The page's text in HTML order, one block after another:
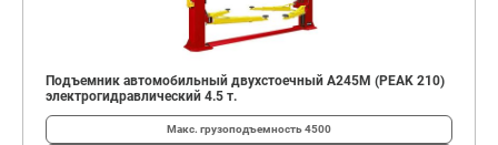
Подъемник автомобильный двухстоечный A245M (PEAK 210)
электрогидравлический 4.5 т.
Макс. грузоподъемность4500